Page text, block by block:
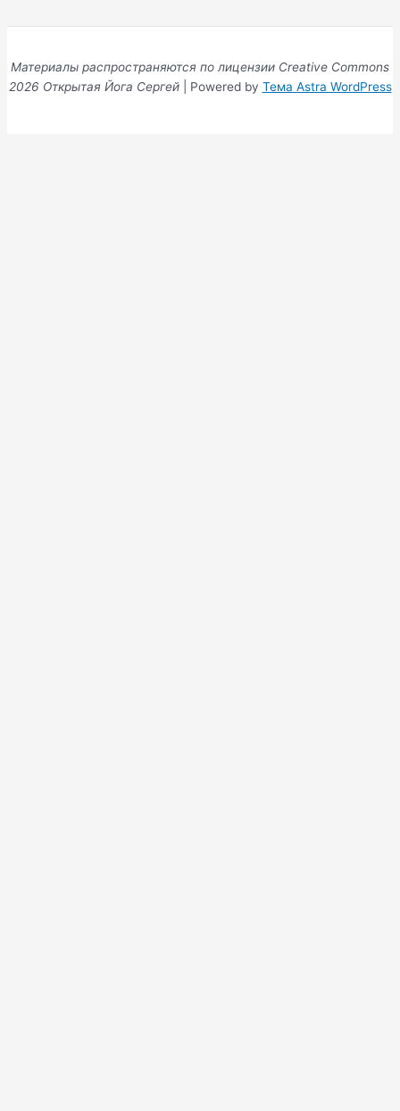
Материалы распространяются по лицензии Creative Commons
2026 Открытая Йога Сергей| Powered by Тема Astra WordPress